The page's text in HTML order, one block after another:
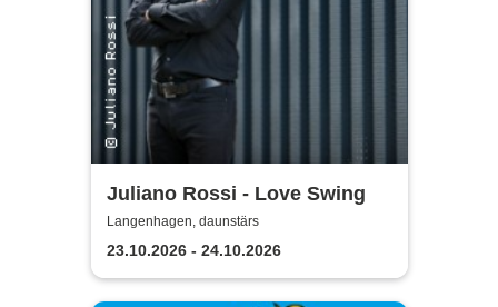
Juliano Rossi - Love Swing
Langenhagen, daunstärs
23.10.2026 - 24.10.2026